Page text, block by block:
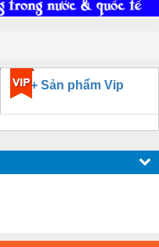
+ Sản phẩm Vip